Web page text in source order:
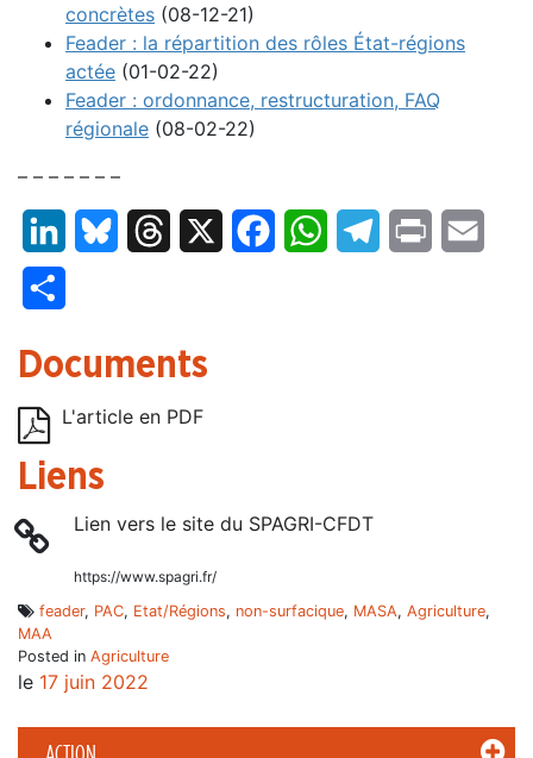
concrètes (08-12-21)
Feader : la répartition des rôles État-régions
actée (01-02-22)
Feader : ordonnance, restructuration, FAQ
régionale (08-02-22)
– – – – – – –
LinkedInBluesky Threads FacebookWhatsAppTelegram
Print
Documents
L'article en PDF
Liens
Lien vers le site du SPAGRI-CFDT
https://www.spagri.fr/
feader, PAC, Etat/Régions, non-surfacique, MASA, Agriculture,
MAA
Posted in Agriculture
le 17 juin 2022